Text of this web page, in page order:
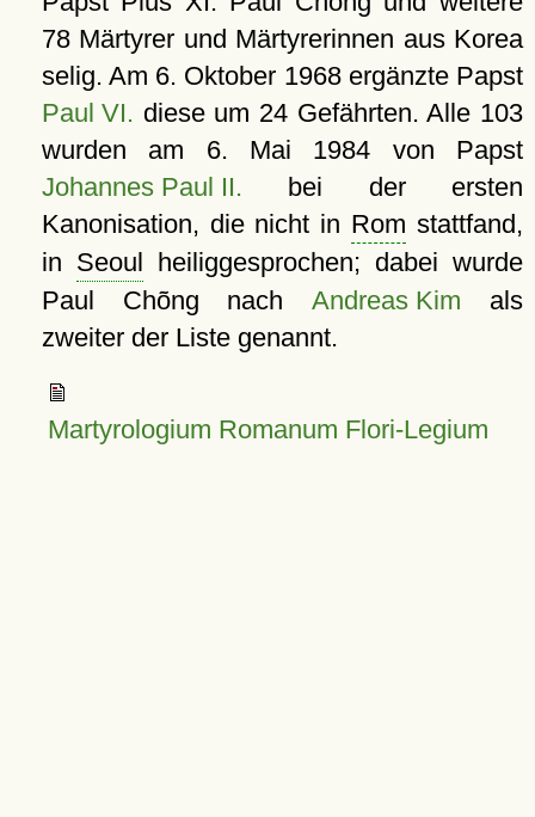
78 Märtyrer und Märtyrerinnen aus Korea
selig. Am 6. Oktober 1968 ergänzte Papst
Paul VI. diese um 24 Gefährten. Alle 103
wurden am 6. Mai 1984 von Papst
Johannes Paul II. bei der ersten
Kanonisation, die nicht in Rom stattfand,
in Seoul heiliggesprochen; dabei wurde
Paul Chõng nachAndreas Kim als
zweiter der Liste genannt.
Martyrologium Romanum Flori-Legium